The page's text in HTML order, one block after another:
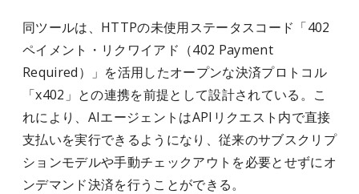
同ツールは、HTTPの未使用ステータスコード「402
ペイメント・リクワイアド（402 Payment
Required）」を活用したオープンな決済プロトコル
「x402」との連携を前提として設計されている。こ
れにより、AIエージェントはAPIリクエスト内で直接
支払いを実行できるようになり、従来のサブスクリプ
ションモデルや手動チェックアウトを必要とせずにオ
ンデマンド決済を行うことができる。